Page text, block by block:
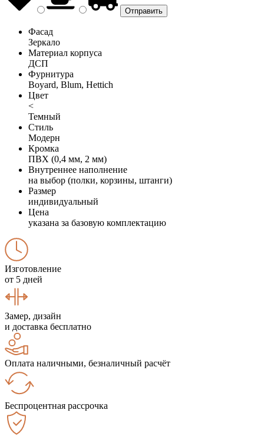
Фасад
Зеркало
Материал корпуса
ДСП
Фурнитура
Boyard, Blum, Hettich
Цвет
<
Темный
Стиль
Модерн
Кромка
ПВХ (0,4 мм, 2 мм)
Внутреннее наполнение
на выбор (полки, корзины, штанги)
Размер
индивидуальный
Цена
указана за базовую комплектацию
Изготовление
от 5 дней
Замер, дизайн
и доставка бесплатно
Оплата наличными, безналичный расчёт
Беспроцентная рассрочка